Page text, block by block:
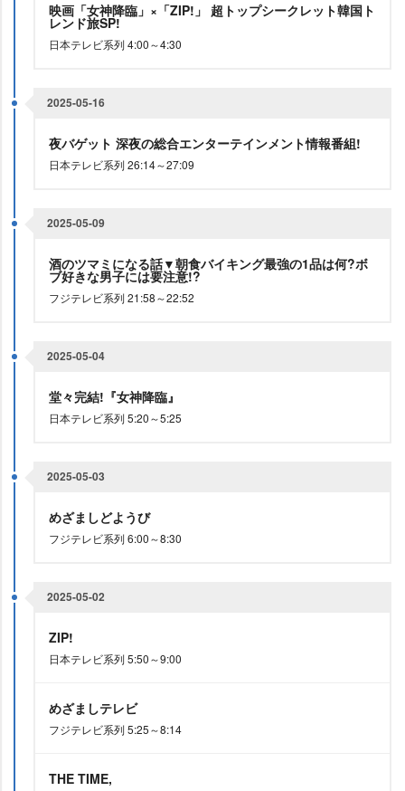
映画「女神降臨」×「ZIP!」 超トップシークレット韓国ト
レンド旅SP!
日本テレビ系列 4:00～4:30
2025-05-16
夜バゲット 深夜の総合エンターテインメント情報番組!
日本テレビ系列 26:14～27:09
2025-05-09
酒のツマミになる話▼朝食バイキング最強の1品は何?ボ
ブ好きな男子には要注意!?
フジテレビ系列 21:58～22:52
2025-05-04
堂々完結!『女神降臨』
日本テレビ系列 5:20～5:25
2025-05-03
めざましどようび
フジテレビ系列 6:00～8:30
2025-05-02
ZIP!
日本テレビ系列 5:50～9:00
めざましテレビ
フジテレビ系列 5:25～8:14
THE TIME,